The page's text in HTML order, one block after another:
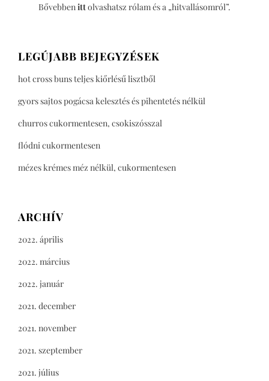
Bővebben ittolvashatsz rólam és a „hitvallásomról”.
LEGÚJABB BEJEGYZÉSEK
hot cross buns teljes kiőrlésű lisztből
gyors sajtos pogácsa kelesztés és pihentetés nélkül
churros cukormentesen, csokiszósszal
flódni cukormentesen
mézes krémes méz nélkül, cukormentesen
ARCHÍV
2022. április
2022. március
2022. január
2021. december
2021. november
2021. szeptember
2021. július